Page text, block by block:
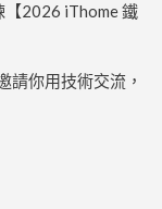
2026 iThome 鐵
請你用技術交流，